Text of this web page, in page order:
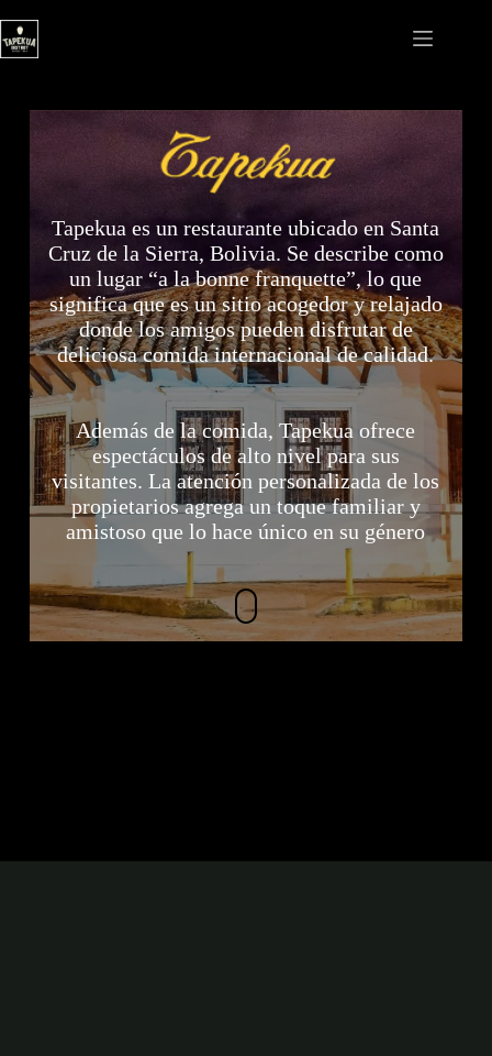
al
contenido
Tapekua es un restaurante ubicado en Santa
Cruz de la Sierra, Bolivia. Se describe como
un lugar “a la bonne franquette”, lo que
significa que es un sitio acogedor y relajado
donde los amigos pueden disfrutar de
deliciosa comida internacional de calidad.
Además de la comida, Tapekua ofrece
espectáculos de alto nivel para sus
visitantes. La atención personalizada de los
propietarios agrega un toque familiar y
amistoso que lo hace único en su género